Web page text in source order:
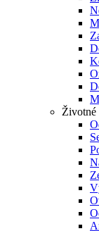
Životné